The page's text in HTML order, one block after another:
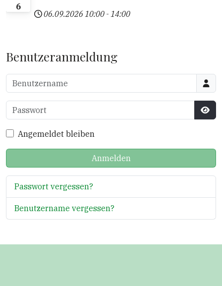
6
06.09.2026 10:00 - 14:00
Benutzeranmeldung
Benutzername
Passwort
Angemeldet bleiben
Anmelden
Passwort vergessen?
Benutzername vergessen?